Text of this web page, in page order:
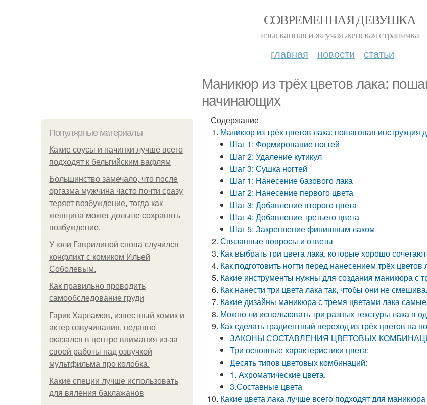
СОВРЕМЕННАЯ ДЕВУШКА
изысканная и жгучая женская страничка
главная новости статьи
Маникюр из трёх цветов лака:
начинающих
Популярные материалы
Какие соусы и начинки лучше всего
подходят к бельгийским вафлям
Большинство замечало, что после
оргазма мужчина часто почти сразу
теряет возбуждение, тогда как
женщина может дольше сохранять
возбуждение.
У юли Гаврилиной снова случился
конфликт с комиком Ильей
Соболевым.
Как правильно проводить
самообследование груди
Гарик Харламов, известный комик и
актер озвучивания, недавно
оказался в центре внимания из-за
своей работы над озвучкой
мультфильма про колобка.
Какие специи лучше использовать
для вяления баклажанов
Содержание
Маникюр из трёх цветов лака: пошаговая
Шаг 1: Формирование ногтей
Шаг 2: Удаление кутикул
Шаг 3: Сушка ногтей
Шаг 1: Нанесение базового лака
Шаг 2: Нанесение первого цвета
Шаг 3: Добавление второго цвета
Шаг 4: Добавление третьего цвета
Шаг 5: Закрепление финишным лаком
Связанные вопросы и ответы
Как выбрать три цвета лака, которые хорошо
Как подготовить ногти перед нанесением трёх цветов
Какие инструменты нужны для создания маникюра с
Как нанести три цвета лака так, чтобы они не
Какие дизайны маникюра с тремя цветами лака
Можно ли использовать три разных текстуры лака в
Как сделать градиентный переход из трёх цветов на
ЗАКОНЫ СОСТАВЛЕНИЯ ЦВЕТОВЫХ
Три основные характеристики цвета:
Десять типов цветовых комбинаций:
1. Ахроматические цвета.
3.Составные цвета
Какие цвета лака лучше всего подходят для